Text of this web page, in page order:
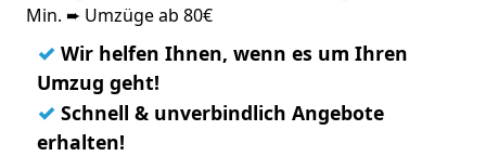
Min. ➨ Umzüge ab 80€
✓ Wir helfen Ihnen, wenn es um Ihren
Umzug geht!
✓ Schnell & unverbindlich Angebote
erhalten!